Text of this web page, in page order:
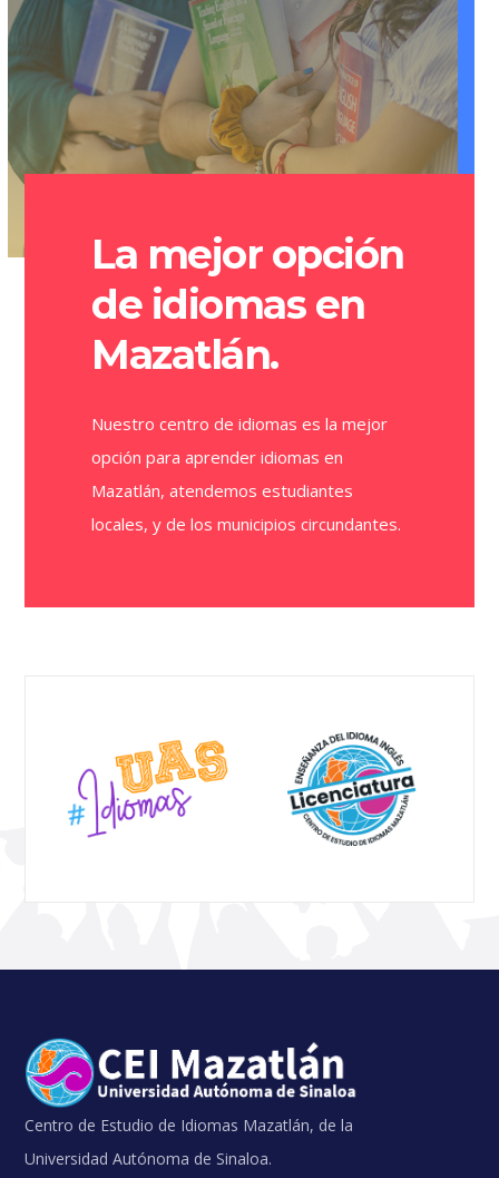
La mejor opción
de idiomas en
Mazatlán.
Nuestro centro de idiomas es la mejor
opción para aprender idiomas en
Mazatlán, atendemos estudiantes
locales, y de los municipios circundantes.
Centro de Estudio de Idiomas Mazatlán, de la
Universidad Autónoma de Sinaloa.